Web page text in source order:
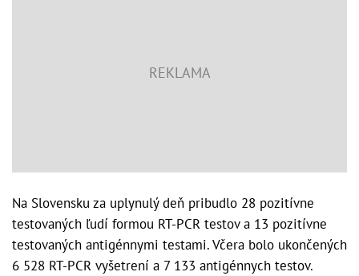
Na Slovensku za uplynulý deň pribudlo 28 pozitívne
testovaných ľudí formou RT-PCR testov a 13 pozitívne
testovaných antigénnymi testami. Včera bolo ukončených
6 528 RT-PCR vyšetrení a 7 133 antigénnych testov.